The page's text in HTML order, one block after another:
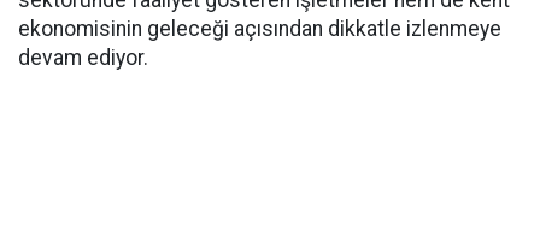
ekonomisinin geleceği açısından dikkatle izlenmeye
devam ediyor.